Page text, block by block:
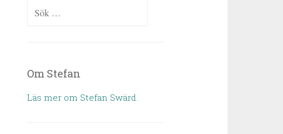
Sök efter:
Om Stefan
Läs mer om Stefan Swärd.